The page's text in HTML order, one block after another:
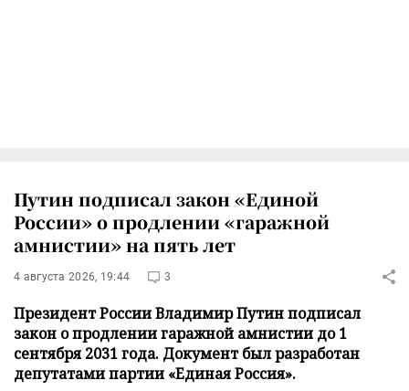
Путин подписал закон «Единой
России» о продлении «гаражной
амнистии» на пять лет
4 августа 2026, 19:44 3
Президент России Владимир Путин подписал
закон о продлении гаражной амнистии до 1
сентября 2031 года. Документ был разработан
депутатами партии «Единая Россия».